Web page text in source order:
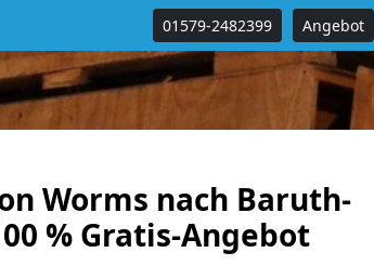
01579-2482399 Angebot
Worms nach Baruth-
% Gratis-Angebot